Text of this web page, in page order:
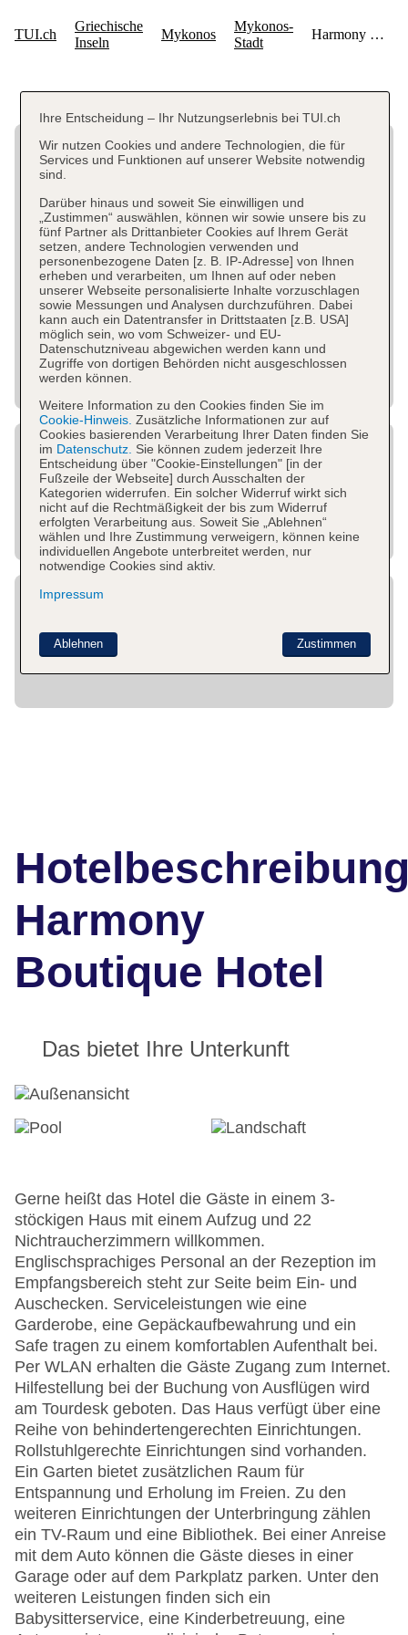
Harmony
Boutique Hotel
Das bietet Ihre Unterkunft
Gerne heißt das Hotel die Gäste in einem 3-
stöckigen Haus mit einem Aufzug und 22
Nichtraucherzimmern willkommen.
Englischsprachiges Personal an der Rezeption im
Empfangsbereich steht zur Seite beim Ein- und
Auschecken. Serviceleistungen wie eine
Garderobe, eine Gepäckaufbewahrung und ein
Safe tragen zu einem komfortablen Aufenthalt bei.
Per WLAN erhalten die Gäste Zugang zum Internet.
Hilfestellung bei der Buchung von Ausflügen wird
am Tourdesk geboten. Das Haus verfügt über eine
Reihe von behindertengerechten Einrichtungen.
Rollstuhlgerechte Einrichtungen sind vorhanden.
Ein Garten bietet zusätzlichen Raum für
Entspannung und Erholung im Freien. Zu den
weiteren Einrichtungen der Unterbringung zählen
ein TV-Raum und eine Bibliothek. Bei einer Anreise
mit dem Auto können die Gäste dieses in einer
Garage oder auf dem Parkplatz parken. Unter den
weiteren Leistungen finden sich ein
Babysitterservice, eine Kinderbetreuung, eine
Ihre Entscheidung – Ihr Nutzungserlebnis bei TUI.ch
Wir nutzen Cookies und andere Technologien, die für
Services und Funktionen auf unserer Website notwendig
sind.
Darüber hinaus und soweit Sie einwilligen und
„Zustimmen“ auswählen, können wir sowie unsere bis zu
fünf Partner als Drittanbieter Cookies auf Ihrem Gerät
setzen, andere Technologien verwenden und
personenbezogene Daten [z. B. IP-Adresse] von Ihnen
erheben und verarbeiten, um Ihnen auf oder neben
unserer Webseite personalisierte Inhalte vorzuschlagen
sowie Messungen und Analysen durchzuführen. Dabei
kann auch ein Datentransfer in Drittstaaten [z.B. USA]
möglich sein, wo vom Schweizer- und EU-
Datenschutzniveau abgewichen werden kann und
Zugriffe von dortigen Behörden nicht ausgeschlossen
werden können.
Weitere Information zu den Cookies finden Sie im
Cookie-Hinweis. Zusätzliche Informationen zur auf
Cookies basierenden Verarbeitung Ihrer Daten finden Sie
im Datenschutz. Sie können zudem jederzeit Ihre
Entscheidung über "Cookie-Einstellungen" [in der
Fußzeile der Webseite] durch Ausschalten der
Kategorien widerrufen. Ein solcher Widerruf wirkt sich
nicht auf die Rechtmäßigkeit der bis zum Widerruf
erfolgten Verarbeitung aus. Soweit Sie „Ablehnen“
wählen und Ihre Zustimmung verweigern, können keine
individuellen Angebote unterbreitet werden, nur
notwendige Cookies sind aktiv.
Impressum
Zustimmen
Ablehnen